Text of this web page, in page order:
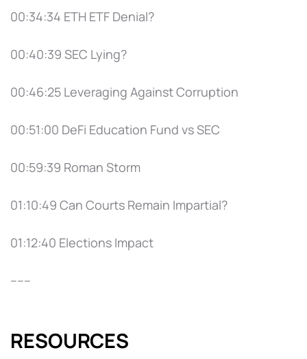
00:34:34 ETH ETF Denial?
00:40:39 SEC Lying?
00:46:25 Leveraging Against Corruption
00:51:00 DeFi Education Fund vs SEC
00:59:39 Roman Storm
01:10:49 Can Courts Remain Impartial?
01:12:40 Elections Impact
------
RESOURCES